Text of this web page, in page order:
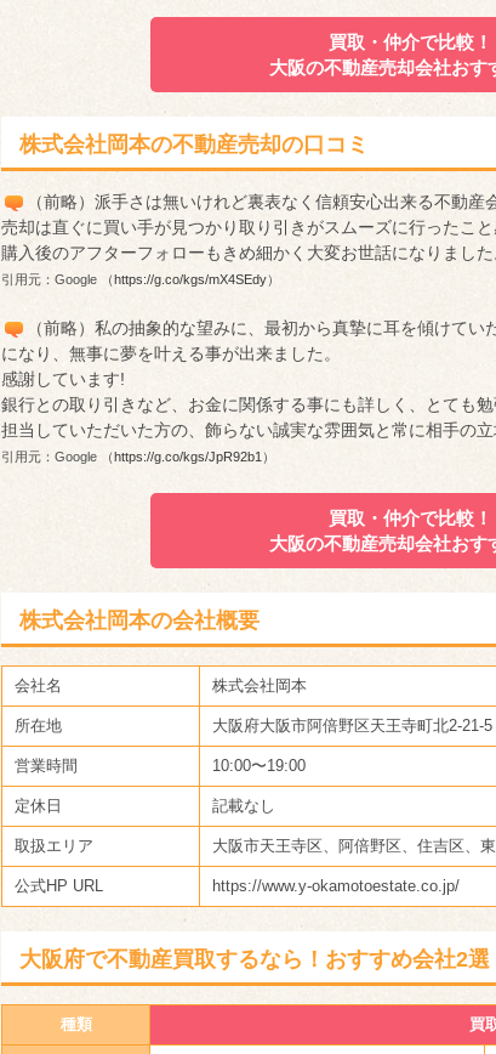
買取・仲介で比較！
大阪の不動産売却会社おす
株式会社岡本の不動産売却の口コミ
（前略）派手さは無いけれど裏表なく信頼安心出来る不動産
売却は直ぐに買い手が見つかり取り引きがスムーズに行ったこと
購入後のアフターフォローもきめ細かく大変お世話になりました
引用元：Google （https://g.co/kgs/mX4SEdy）
（前略）私の抽象的な望みに、最初から真摯に耳を傾けて
になり、無事に夢を叶える事が出来ました。
感謝しています!
銀行との取り引きなど、お金に関係する事にも詳しく、とても
担当していただいた方の、飾らない誠実な雰囲気と常に相手の
引用元：Google （https://g.co/kgs/JpR92b1 ）
買取・仲介で比較！
大阪の不動産売却会社おす
株式会社岡本の会社概要
会社名 株式会社岡本
所在地 大阪府大阪市阿倍野区天王寺町北2-21-5
営業時間 10:00〜19:00
定休日 記載なし
取扱エリア 大阪市天王寺区、阿倍野区、住吉区、
公式HP URL https://www.y-okamotoestate.co.jp/
大阪府で不動産買取するなら！おすすめ会社2選
種類 買